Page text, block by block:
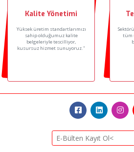
Kalite Yönetimi
Yüksek üretim standartlarımızı
sahip olduğumuz kalite
belgeleriyle tescilliyor,
kusursuz hizmet sunuyoruz."
tüm